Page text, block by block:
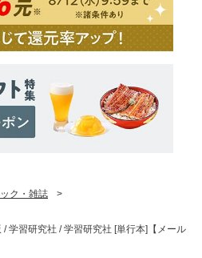
ク・雑誌
>
/ 学習研究社 / 学習研究社 [単行本]【メール